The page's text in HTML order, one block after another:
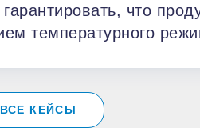
что
температурного
КЕЙСЫ